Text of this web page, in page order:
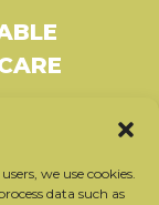
we use cookies.
data such as